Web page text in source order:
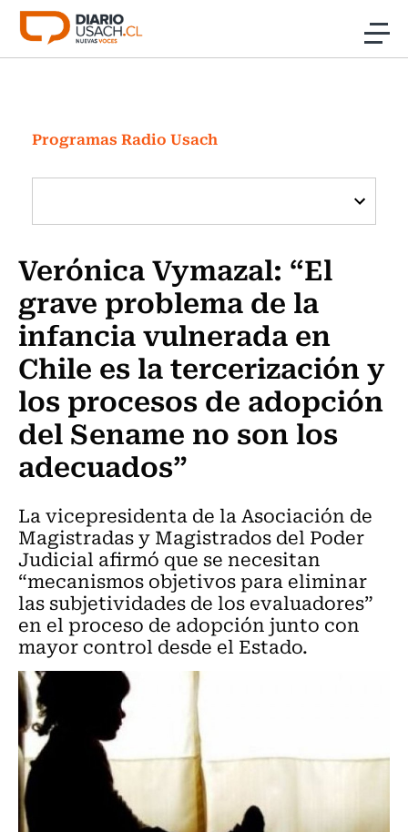
Click acá para ir directamente al contenido
Investigación
Cultura
Programas Radio y TV Usach
Programas Radio Usach
Verónica Vymazal: “El
grave problema de la
infancia vulnerada en
Chile es la tercerización y
los procesos de adopción
del Sename no son los
adecuados”
La vicepresidenta de la Asociación de
Magistradas y Magistrados del Poder
Judicial afirmó que se necesitan
“mecanismos objetivos para eliminar
las subjetividades de los evaluadores”
en el proceso de adopción junto con
mayor control desde el Estado.